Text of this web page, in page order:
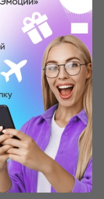
и необычного
почему стоит